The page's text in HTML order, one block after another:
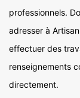
professionnels.
adresser à
effectuer des
renseignements
directement.